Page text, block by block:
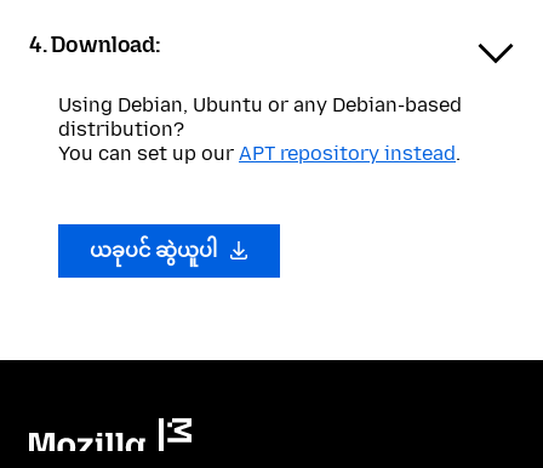
4. Download:
Using Debian, Ubuntu or any Debian-based
distribution?
You can set up our APT repository instead.
ယခုပင် ဆွဲယူပါ